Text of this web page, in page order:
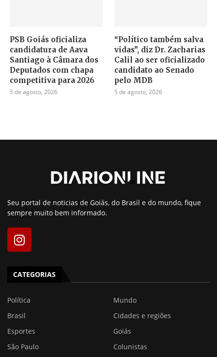
PSB Goiás oficializa
candidatura de Aava
Santiago à Câmara dos
Deputados com chapa
competitiva para 2026
5 de agosto, 2026
“Político também salva
vidas”, diz Dr. Zacharias
Calil ao ser oficializado
candidato ao Senado
pelo MDB
5 de agosto, 2026
Seu portal de noticias de Goiás, do Brasil e do mundo, fique
sempre muito bem informado.
CATEGORIAS
Política
Mundo
Brasil
Cidades e regiões
Esportes
Goiás
São Paulo
Colunistas